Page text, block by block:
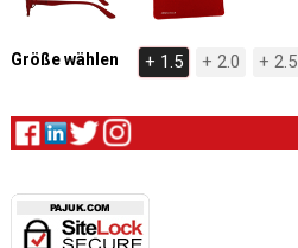
Größe wählen + 1.5 + 2.0 + 2.5